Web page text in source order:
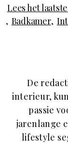
Lees het
Badkamer
De
interieur,
passie
jarenlange
lifestyle